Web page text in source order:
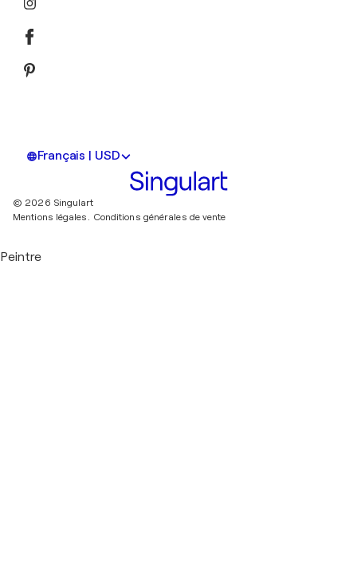
Français | USD
© 2026 Singulart
Mentions légales. Conditions générales de vente
Peintre